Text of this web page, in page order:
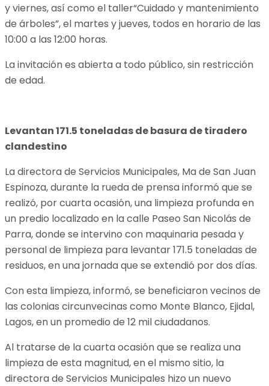
y viernes, así como el taller“Cuidado y mantenimiento
de árboles”, el martes y jueves, todos en horario de las
10:00 a las 12:00 horas.
La invitación es abierta a todo público, sin restricción
de edad.
Levantan 171.5 toneladas de basura de tiradero
clandestino
La directora de Servicios Municipales, Ma de San Juan
Espinoza, durante la rueda de prensa informó que se
realizó, por cuarta ocasión, una limpieza profunda en
un predio localizado en la calle Paseo San Nicolás de
Parra, donde se intervino con maquinaria pesada y
personal de limpieza para levantar 171.5 toneladas de
residuos, en una jornada que se extendió por dos días.
Con esta limpieza, informó, se beneficiaron vecinos de
las colonias circunvecinas como Monte Blanco, Ejidal,
Lagos, en un promedio de 12 mil ciudadanos.
Al tratarse de la cuarta ocasión que se realiza una
limpieza de esta magnitud, en el mismo sitio, la
directora de Servicios Municipales hizo un nuevo